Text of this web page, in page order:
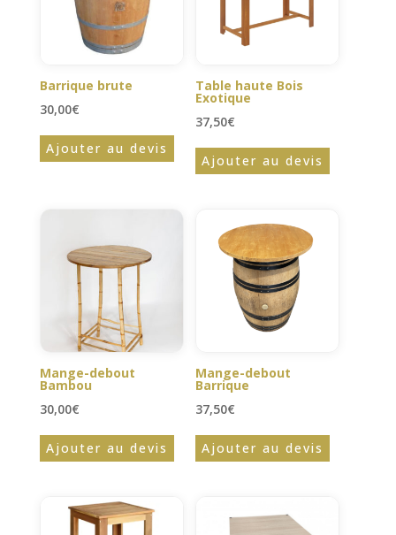
Barrique brute
30,00€
Ajouter au devis
Table haute Bois
Exotique
37,50€
Ajouter au devis
Mange-debout
Bambou
30,00€
Ajouter au devis
Mange-debout
Barrique
37,50€
Ajouter au devis